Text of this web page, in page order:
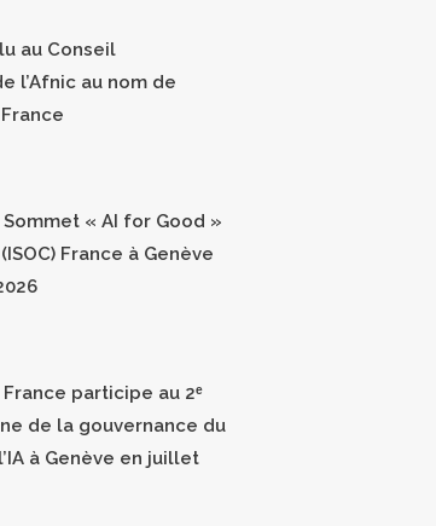
au Conseil
l’Afnic au nom de
Sommet « AI for Good »
France à Genève
participe au 2ᵉ
de la gouvernance du
à Genève en juillet